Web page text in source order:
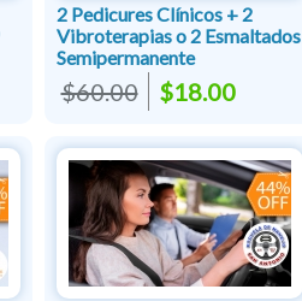
2 Pedicures Clínicos + 2
Vibroterapias o 2 Esmaltados
Semipermanente
$60.00 $18.00